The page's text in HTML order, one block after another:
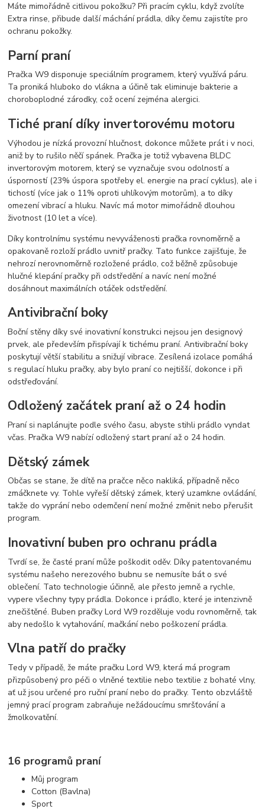
Máte mimořádně citlivou pokožku? Při pracím cyklu, když zvolíte
Extra rinse, přibude další máchání prádla, díky čemu zajistíte pro
ochranu pokožky.
Parní praní
Pračka W9 disponuje speciálním programem, který využívá páru.
Ta proniká hluboko do vlákna a účině tak eliminuje bakterie a
choroboplodné zárodky, což ocení zejména alergici.
Tiché praní díky invertorovému motoru
Výhodou je nízká provozní hlučnost, dokonce můžete prát i v noci,
aniž by to rušilo něčí spánek. Pračka je totiž vybavena BLDC
invertorovým motorem, který se vyznačuje svou odolností a
úsporností (23% úspora spotřeby el. energie na prací cyklus), ale i
tichostí (více jak o 11% oproti uhlíkovým motorům), a to díky
omezení vibrací a hluku. Navíc má motor mimořádně dlouhou
životnost (10 let a více).
Díky kontrolnímu systému nevyváženosti pračka rovnoměrně a
opakovaně rozloží prádlo uvnitř pračky. Tato funkce zajišťuje, že
nehrozí nerovnoměrně rozložené prádlo, což běžně způsobuje
hlučné klepání pračky při odstředění a navíc není možné
dosáhnout maximálních otáček odstředění.
Antivibrační boky
Boční stěny díky své inovativní konstrukci nejsou jen designový
prvek, ale především přispívají k tichému praní. Antivibrační boky
poskytují větší stabilitu a snižují vibrace. Zesílená izolace pomáhá
s regulací hluku pračky, aby bylo praní co nejtišší, dokonce i při
odstřeďování.
Odložený začátek praní až o 24 hodin
Praní si naplánujte podle svého času, abyste stihli prádlo vyndat
včas. Pračka W9 nabízí odložený start praní až o 24 hodin.
Dětský zámek
Občas se stane, že dítě na pračce něco nakliká, případně něco
zmáčknete vy. Tohle vyřeší dětský zámek, který uzamkne ovládání,
takže do vyprání nebo odemčení není možné změnit nebo přerušit
program.
Inovativní buben pro ochranu prádla
Tvrdí se, že časté praní může poškodit oděv. Díky patentovanému
systému našeho nerezového bubnu se nemusíte bát o své
oblečení. Tato technologie účinně, ale přesto jemně a rychle,
vypere všechny typy prádla. Dokonce i prádlo, které je intenzivně
znečištěné. Buben pračky Lord W9 rozděluje vodu rovnoměrně, tak
aby nedošlo k vytahování, mačkání nebo poškození prádla.
Vlna patří do pračky
Tedy v případě, že máte pračku Lord W9, která má program
přizpůsobený pro péči o vlněné textilie nebo textilie z bohaté vlny,
ať už jsou určené pro ruční praní nebo do pračky. Tento obzvláště
jemný prací program zabraňuje nežádoucímu smršťování a
žmolkovatění.
16 programů praní
Můj program
Cotton (Bavlna)
Sport